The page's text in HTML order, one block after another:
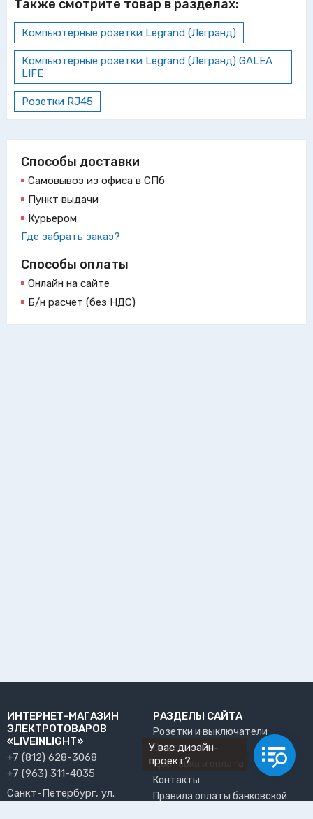
Также смотрите товар в разделах:
Компьютерные розетки Legrand (Легранд)
Компьютерные розетки Legrand (Легранд) GALEA
LIFE
Розетки RJ45
Способы доставки
Самовывоз из офиса в СПб
Пункт выдачи
Курьером
Где забрать заказ?
Способы оплаты
Онлайн на сайте
Б/н расчет (без НДС)
ИНТЕРНЕТ-МАГАЗИН
ЭЛЕКТРОТОВАРОВ
«LIVEINLIGHT»
+7 (812) 628-3068
+7 (963) 311-4035
Санкт-Петербург, ул.
РАЗДЕЛЫ САЙТА
Розетки и выключатели
О нас
Доставка и оплата
Контакты
Правила оплаты банковской
У вас дизайн-
проект?